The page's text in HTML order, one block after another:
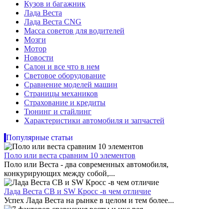
Кузов и багажник
Лада Веста
Лада Веста CNG
Масса советов для водителей
Мозги
Мотор
Новости
Салон и все что в нем
Световое оборудование
Сравнение моделей машин
Страницы механиков
Страхование и кредиты
Тюнинг и стайлинг
Характеристики автомобиля и запчастей
Популярные статьи
Поло или веста сравним 10 элементов
Поло или Веста - два современных автомобиля,
конкурирующих между собой,...
Лада Веста СВ и SW Кросс -в чем отличие
Успех Лада Веста на рынке в целом и тем более...